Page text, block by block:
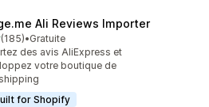
Ali Reviews Importer
sur 5
(185)au total
•Gratuite
des avis AliExpress et
votre boutique de
for Shopify